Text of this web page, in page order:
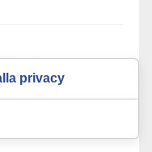
privacy